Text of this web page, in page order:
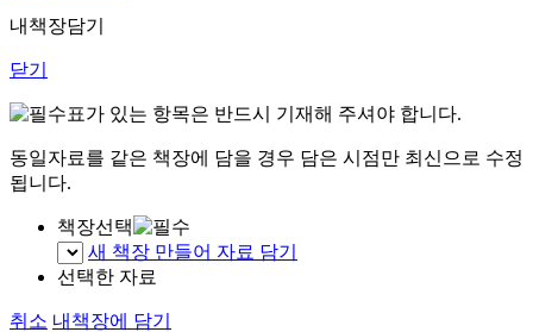
내책장담기
닫기
표가 있는 항목은 반드시 기재해 주셔야 합니다.
동일자료를 같은 책장에 담을 경우 담은 시점만 최신으로 수정
됩니다.
책장선택
새 책장 만들어 자료 담기
선택한 자료
취소 내책장에 담기